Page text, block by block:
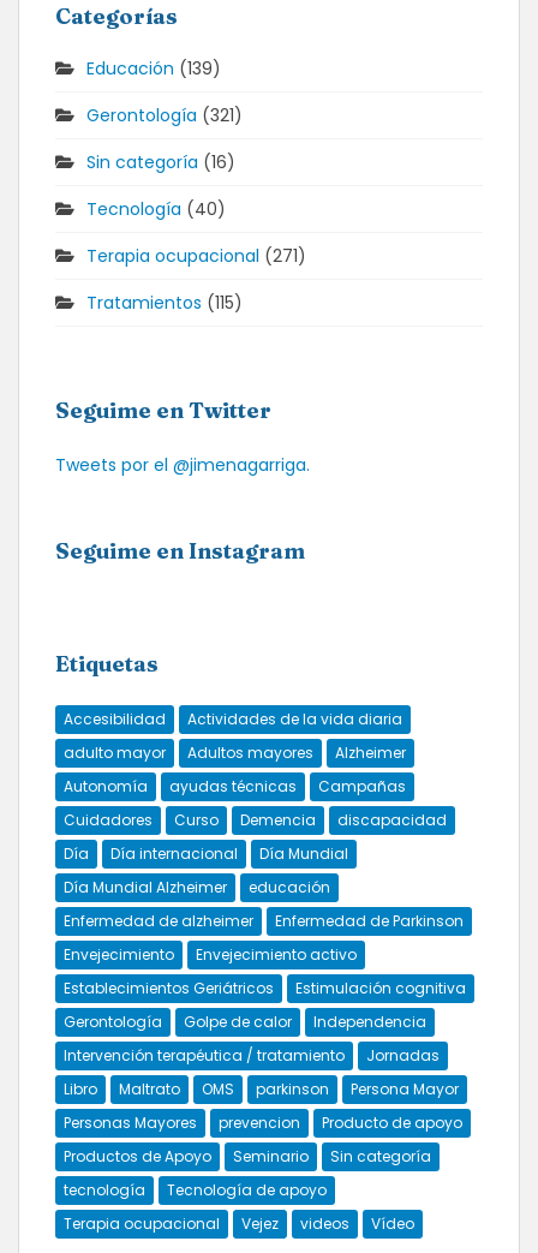
Categorías
Educación (139)
Gerontología (321)
Sin categoría (16)
Tecnología (40)
Terapia ocupacional (271)
Tratamientos (115)
Seguime en Twitter
Tweets por el @jimenagarriga.
Seguime en Instagram
Etiquetas
Accesibilidad
Actividades de la vida diaria
adulto mayor
Adultos mayores
Alzheimer
Autonomía
ayudas técnicas
Campañas
Cuidadores
Curso Demencia
discapacidad
Día
Día internacional
Día Mundial
Día Mundial Alzheimer
educación
Enfermedad de alzheimer
Enfermedad de Parkinson
Envejecimiento
Envejecimiento activo
Establecimientos Geriátricos
Estimulación cognitiva
Gerontología
Golpe de calor
Independencia
Intervención terapéutica / tratamiento
Jornadas
Libro
Maltrato OMS parkinson
Persona Mayor
Personas Mayores
prevencion
Producto de apoyo
Productos de Apoyo
Seminario
Sin categoría
tecnología
Tecnología de apoyo
Terapia ocupacional
Vejez videos Vídeo